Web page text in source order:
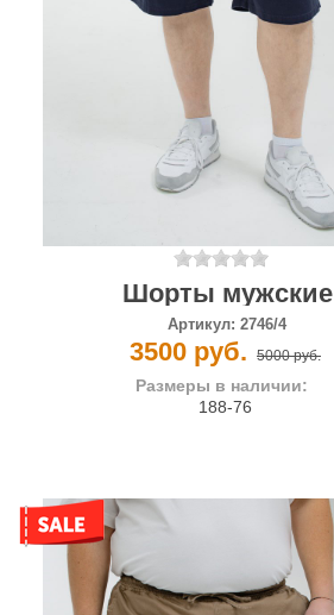
Шорты мужские
Артикул: 2746/4
3500 руб. 5000 руб.
Размеры в наличии:
188-76